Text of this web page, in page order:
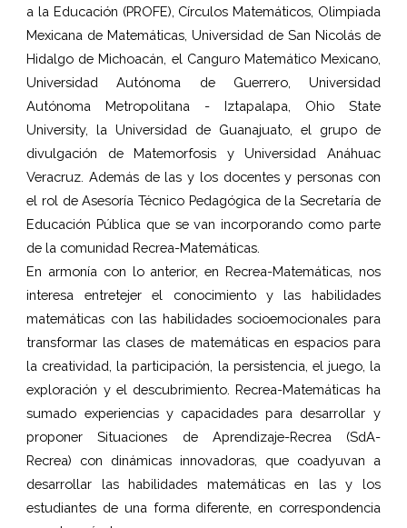
a la Educación (PROFE), Círculos Matemáticos, Olimpiada
Mexicana de Matemáticas, Universidad de San Nicolás de
Hidalgo de Michoacán, el Canguro Matemático Mexicano,
Universidad Autónoma de Guerrero, Universidad
Autónoma Metropolitana - Iztapalapa, Ohio State
University, la Universidad de Guanajuato, el grupo de
divulgación de Matemorfosis y Universidad Anáhuac
Veracruz. Además de las y los docentes y personas con
el rol de Asesoría Técnico Pedagógica de la Secretaría de
Educación Pública que se van incorporando como parte
de la comunidad Recrea-Matemáticas.
En armonía con lo anterior, en Recrea-Matemáticas, nos
interesa entretejer el conocimiento y las habilidades
matemáticas con las habilidades socioemocionales para
transformar las clases de matemáticas en espacios para
la creatividad, la participación, la persistencia, el juego, la
exploración y el descubrimiento. Recrea-Matemáticas ha
sumado experiencias y capacidades para desarrollar y
proponer Situaciones de Aprendizaje-Recrea (SdA-
Recrea) con dinámicas innovadoras, que coadyuvan a
desarrollar las habilidades matemáticas en las y los
estudiantes de una forma diferente, en correspondencia